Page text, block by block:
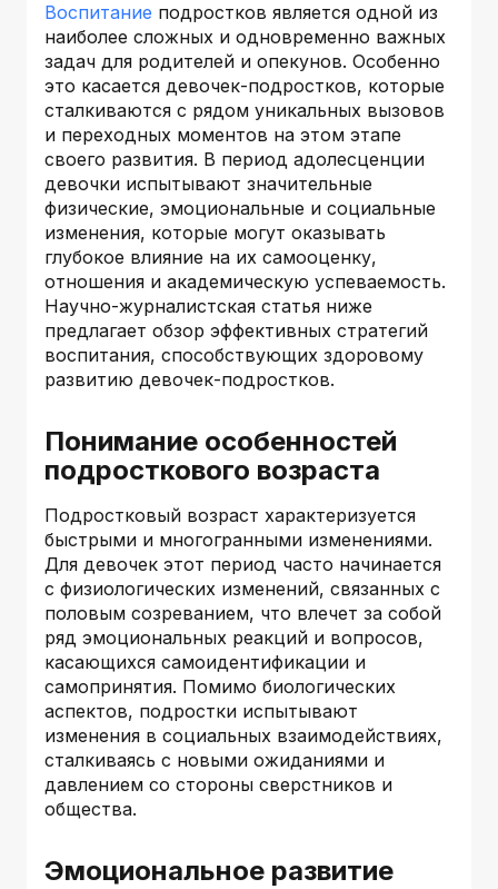
Воспитание подростков является одной из
наиболее сложных и одновременно важных
задач для родителей и опекунов. Особенно
это касается девочек-подростков, которые
сталкиваются с рядом уникальных вызовов
и переходных моментов на этом этапе
своего развития. В период адолесценции
девочки испытывают значительные
физические, эмоциональные и социальные
изменения, которые могут оказывать
глубокое влияние на их самооценку,
отношения и академическую успеваемость.
Научно-журналистская статья ниже
предлагает обзор эффективных стратегий
воспитания, способствующих здоровому
развитию девочек-подростков.
Понимание особенностей
подросткового возраста
Подростковый возраст характеризуется
быстрыми и многогранными изменениями.
Для девочек этот период часто начинается
с физиологических изменений, связанных с
половым созреванием, что влечет за собой
ряд эмоциональных реакций и вопросов,
касающихся самоидентификации и
самопринятия. Помимо биологических
аспектов, подростки испытывают
изменения в социальных взаимодействиях,
сталкиваясь с новыми ожиданиями и
давлением со стороны сверстников и
общества.
Эмоциональное развитие